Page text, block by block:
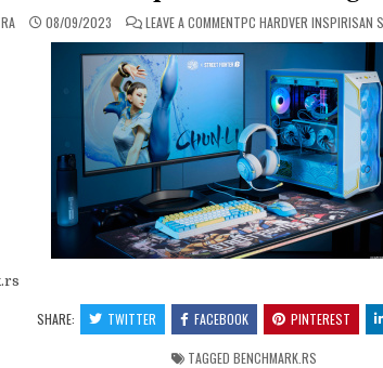
08/09/2023 LEAVE A COMMENTON
PC HARDVER INSPIRISAN
SHARE: TWITTER FACEBOOK PINTEREST
TAGGEDBENCHMARK.RS